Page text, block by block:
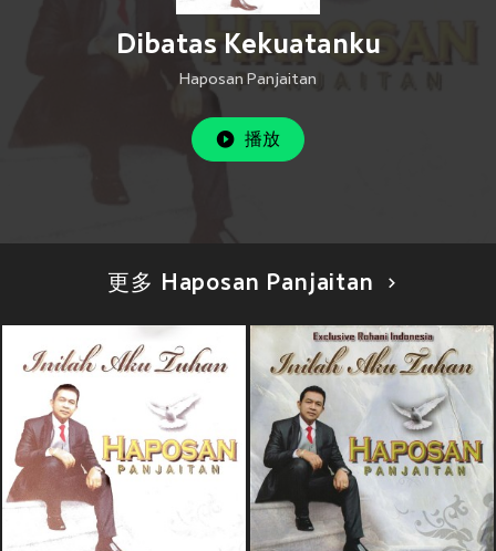
Dibatas Kekuatanku
Haposan Panjaitan
播放
更多 Haposan Panjaitan